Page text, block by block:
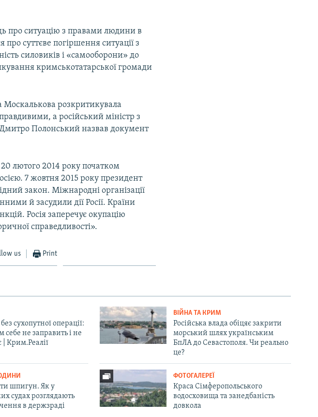
про ситуацію з правами людини в
суттєве погіршення ситуації з
силовиків і «самооборони» до
кримськотатарської громади
Москалькова розкритикувала
а російський міністр з
Полонський назвав документ
лютого 2014 року початком
7 жовтня 2015 року президент
закон. Міжнародні організації
й засудили дії Росії. Країни
Росія заперечує окупацію
справедливості».
us Print
сухопутної операції:
себе не заправить і не
| Крим.Реалії
ВІЙНА ТА КРИМ
Російська влада обіцяє закрити
морський шлях українським
БпЛА до Севастополя. Чи реально
це?
шпигун. Як у
судах розглядають
в держзраді
ФОТОГАЛЕРЕЇ
Краса Сімферопольського
водосховища та занедбаність
довкола